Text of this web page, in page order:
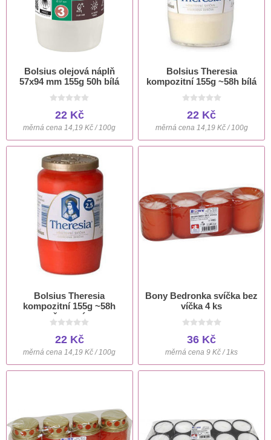
Bolsius olejová náplň
57x94 mm 155g 50h bílá
22 Kč
měrná cena 14,19 Kč / 100g
Bolsius Theresia
kompozitní 155g ~58h bílá
22 Kč
měrná cena 14,19 Kč / 100g
Bolsius Theresia
kompozitní 155g ~58h
červená
22 Kč
měrná cena 14,19 Kč / 100g
Bony Bedronka svíčka bez
víčka 4 ks
36 Kč
měrná cena 9 Kč / 1ks